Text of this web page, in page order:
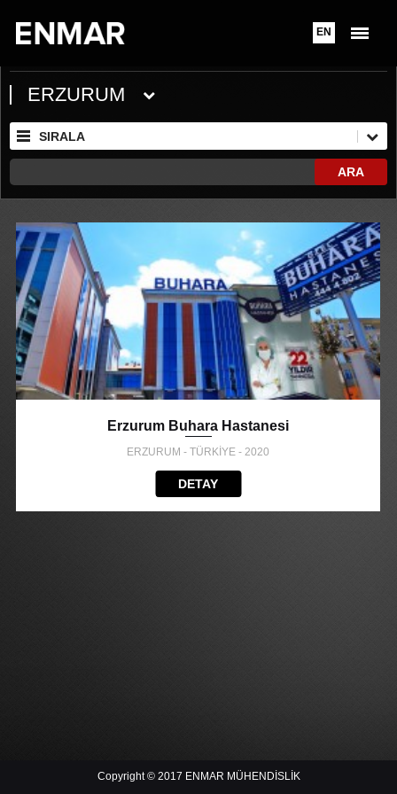
EN
ERZURUM
SIRALA
ARA
Erzurum Buhara Hastanesi
ERZURUM - TÜRKİYE - 2020
DETAY
Copyright © 2017 ENMAR MÜHENDİSLİK